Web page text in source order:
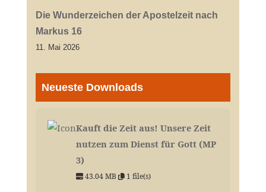
Die Wunderzeichen der Apostelzeit nach
Markus 16
11. Mai 2026
Neueste Downloads
Kauft die Zeit aus! Unsere Zeit
nutzen zum Dienst für Gott (MP
3)
43.04 MB 1 file(s)